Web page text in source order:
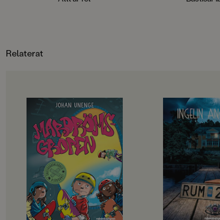
Relaterat
OM BOKEN
Rillo och hans kompisar i
Skateboardklubben Blåmärket har
en plan: att bli stans coolaste
skejtare. De har gjort en lista på
svåra skejtgrejer som de måste klara
av, målet är att till sist klara av
Mardrömsgropen, skateparkens
största utmaning. Problemet är
bara att ingen av dem riktigt vågar
… Samtidigt dyker en tjej på
sparkcykel upp i kvarteret. Hon
OM BOKEN
”Välskriven,
och trovärdig”
Dagens Nyheter
Det börjar som en
med bad och sol
men snart börjar
hända. Varför
konstiga saker i
som Meja, Bea och
kollot. Varför
saker på nätterna?